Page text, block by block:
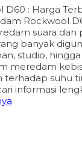
: Harga
Rockwool
suara dan
banyak
studio,
meredam
suhu
informasi